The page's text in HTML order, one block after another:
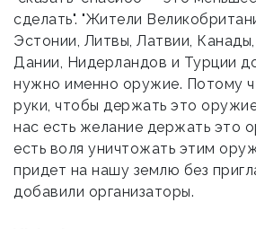
сделать". "Жители
Эстонии, Литвы, Латвии, Канады,
Дании, Нидерландов и Турции
нужно именно оружие. Потому
руки, чтобы держать это
нас есть желание держать это
есть воля уничтожать этим
придет на нашу землю без
добавили организаторы.